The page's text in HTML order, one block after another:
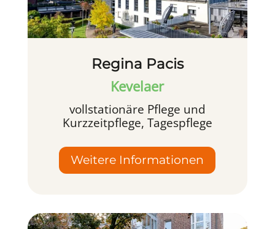
Regina Pacis
Kevelaer
vollstationäre Pflege und
Kurzzeitpflege, Tagespflege
Weitere Informationen